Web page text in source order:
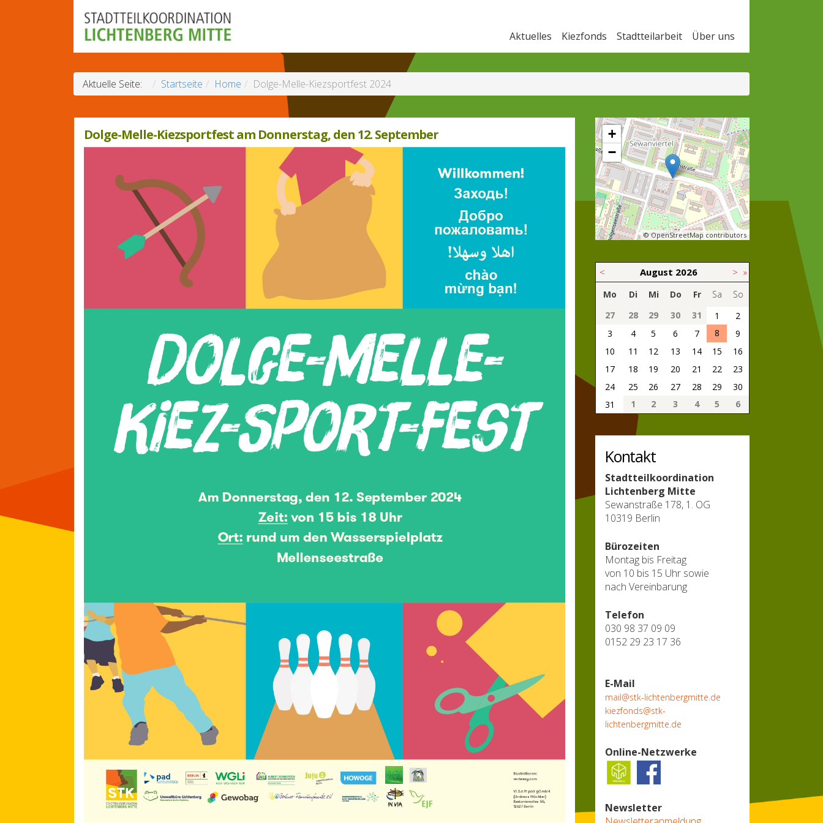
Aktuelles Kiezfonds Stadtteilarbeit Über uns
Aktuelle Seite: Startseite Home Dolge-Melle-Kiezsportfest 2024
Dolge-Melle-Kiezsportfest am Donnerstag, den 12. September
+
−
© OpenStreetMap contributors
< August 2026 > »
Mo Di Mi Do Fr Sa
So
27
28 29 30 31 1
2
3
4 5 6 7 8
9
10
11 12 13 14 15
16
17
18 19 20 21 22
23
24
25 26 27 28 29
30
31
1 2 3 4 5 6
Kontakt
Stadtteilkoordination
Lichtenberg Mitte
Sewanstraße 178, 1. OG
10319 Berlin
Bürozeiten
Montag bis Freitag
von 10 bis 15 Uhr sowie
nach Vereinbarung
Telefon
030 98 37 09 09
0152 29 23 17 36
E-Mail
mail@stk-lichtenbergmitte.de
kiezfonds@stk-
lichtenbergmitte.de
Online-Netzwerke
Newsletter